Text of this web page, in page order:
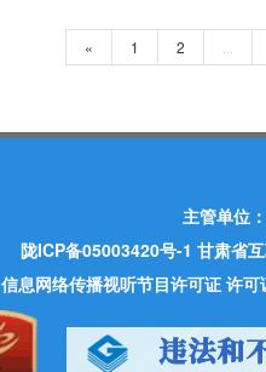
« 1 2
主管单位
陇ICP备05003420号-1 甘肃省
信息网络传播视听节目许可证 许